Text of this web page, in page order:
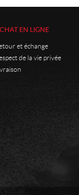
EN LIGNE
et échange
de la vie privée